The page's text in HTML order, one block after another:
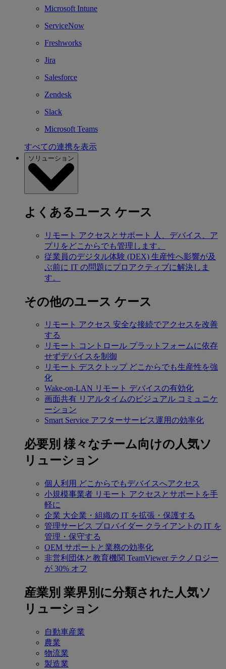
Microsoft Intune
ServiceNow
Freshworks
Jira
Salesforce
Zendesk
Slack
Microsoft Teams
すべての連携を表示
ソリューション
よくあるユース ケース
リモート アクセスとサポート
人、デバイス、ア
プリをどこからでも管理します。
従業員のデジタル体験 (DEX) 生産性へ影響が及
ぶ前に IT の問題にプロアクティブに解決しま
す。
その他のユース ケース
リモート アクセス 安全な接続でアクセスを改善
する
リモート コントロール プラットフォームに依存
せずデバイスを制御
リモート デスクトップ どこからでも生産性を強
化
Wake-on-LAN リモート デバイスの有効化
画面共有 リアルタイムのビジュアル コミュニケ
ーション
Smart Service アフターサービス運用の効率化
必要別 様々なチーム向けの人気ソ
リューション
個人利用 どこからでもデバイスへアクセス
小規模事業者 リモート アクセスとサポートを手
軽に
企業 大企業・組織の IT を拡張・保護する
管理サービス プロバイダー クライアントの IT を
管理・保守する
OEM サポートと業務の効率化
非営利団体と教育機関 TeamViewer テクノロジー
が 30% オフ
産業別 業界別に分類された人気ソ
リューション
自動車産業
農業
物流業
製造業